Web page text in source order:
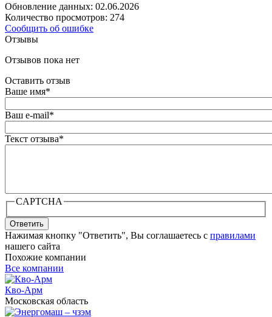
Обновление данных: 02.06.2026
Количество просмотров: 274
Сообщить об ошибке
Отзывы
Отзывов пока нет
Оставить отзыв
Ваше имя*
Ваш e-mail*
Текст отзыва*
CAPTCHA
Ответить
Нажимая кнопку "Ответить", Вы соглашаетесь с правилами
нашего сайта
Похожие компании
Все компании
Кво-Арм
Московская область